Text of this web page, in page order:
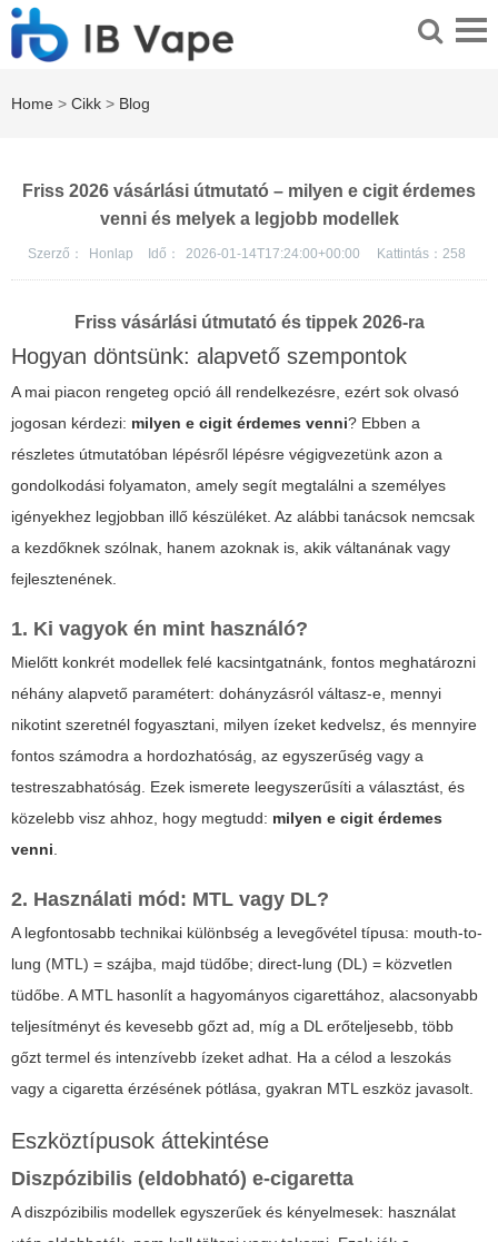
Home > Cikk > Blog
Friss 2026 vásárlási útmutató – milyen e cigit érdemes
venni és melyek a legjobb modellek
Szerző： Honlap Idő： 2026-01-14T17:24:00+00:00 Kattintás： 258
Friss vásárlási útmutató és tippek 2026-ra
Hogyan döntsünk: alapvető szempontok
A mai piacon rengeteg opció áll rendelkezésre, ezért sok olvasó
jogosan kérdezi: milyen e cigit érdemes venni? Ebben a
részletes útmutatóban lépésről lépésre végigvezetünk azon a
gondolkodási folyamaton, amely segít megtalálni a személyes
igényekhez legjobban illő készüléket. Az alábbi tanácsok nemcsak
a kezdőknek szólnak, hanem azoknak is, akik váltanának vagy
fejlesztenének.
1. Ki vagyok én mint használó?
Mielőtt konkrét modellek felé kacsintgatnánk, fontos meghatározni
néhány alapvető paramétert: dohányzásról váltasz-e, mennyi
nikotint szeretnél fogyasztani, milyen ízeket kedvelsz, és mennyire
fontos számodra a hordozhatóság, az egyszerűség vagy a
testreszabhatóság. Ezek ismerete leegyszerűsíti a választást, és
közelebb visz ahhoz, hogy megtudd: milyen e cigit érdemes
venni.
2. Használati mód: MTL vagy DL?
A legfontosabb technikai különbség a levegővétel típusa: mouth-to-
lung (MTL) = szájba, majd tüdőbe; direct-lung (DL) = közvetlen
tüdőbe. A MTL hasonlít a hagyományos cigarettához, alacsonyabb
teljesítményt és kevesebb gőzt ad, míg a DL erőteljesebb, több
gőzt termel és intenzívebb ízeket adhat. Ha a célod a leszokás
vagy a cigaretta érzésének pótlása, gyakran MTL eszköz javasolt.
Eszköztípusok áttekintése
Diszpózibilis (eldobható) e-cigaretta
A diszpózibilis modellek egyszerűek és kényelmesek: használat